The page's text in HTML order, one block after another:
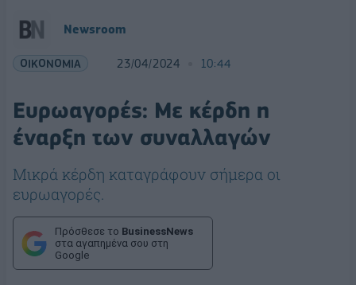
Newsroom
ΟΙΚΟΝΟΜΙΑ 23/04/2024 10:44
Ευρωαγορές: Με κέρδη η
έναρξη των συναλλαγών
Μικρά κέρδη καταγράφουν σήμερα οι
ευρωαγορές.
Πρόσθεσε το BusinessNews
στα αγαπημένα σου στη
Google